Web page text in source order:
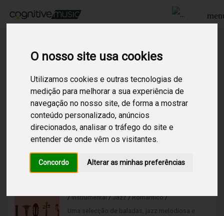
O nosso site usa cookies
Utilizamos cookies e outras tecnologias de
medição para melhorar a sua experiência de
navegação no nosso site, de forma a mostrar
conteúdo personalizado, anúncios
direcionados, analisar o tráfego do site e
entender de onde vêm os visitantes.
Concordo Alterar as minhas preferências
Resultados encontrados para:romantico
Jazz Love
/Jazz/Romântico/
Uma selecção de baladas, jazz melodiosa e
romântica ideal para criar um ambiente íntimo e
descontraído, emocional e bastante requintado.
/Instrumental/Jazz/Romântico/
Uma selecção de baladas, jazz melodiosa e